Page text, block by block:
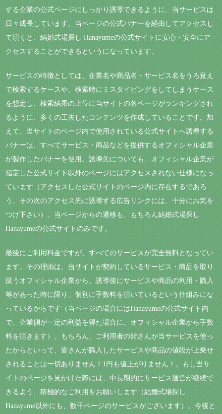
する企業の公式ページにしっかり誘導できるように、当サービスは
日々成長しています。当ページの公式バナーを経由してアクセスし
て頂くと、結婚式場探し Hanayumeの公式サイトに安心・安全にア
クセスすることができるというになっています。
サービスの特徴としては、企業名や商品名・サービス名をうろ覚え
で検索するケースや、検索時にミスタイピングをしてしまうケース
を想定し、検索結果の上位に当サイトの各ページがランキングされ
るように、多くの工夫したコンテンツを作成していることです。加
えて、当サイトのページ内で使用されている公式サイトへ誘導する
バナーは、すべてサービス・商品などを提供するオフィシャル企業
が製作したバナーを使用。誘導先についても、オフィシャル企業が
指定した公式サイト以外のページにはアクセスされない仕様になっ
ています（アクセスした公式サイトのページ内に存在するであろ
う、その次のアクセス先に誘導する広告リンクには、十分にお気を
つけ下さい）。当ページからの遷移も、もちろん結婚式場探し
Hanayumeの公式サイトのみです。
最後にご利用料金ですが、すべてのサービスが完全無料となってい
ます。その理由は、当サイトが契約しているサービス・商品を取り
扱うオフィシャル企業から、誘導後にサービスや商品の利用・購入
等があった時に限り、個別に手数料を頂いているという仕組みにな
っているからです（当ページの場合にはHanayumeの公式サイト内
で、企業側が一定の利益を得た場合に、オフィシャル企業から手数
料を頂きます）。もちろん、ご利用者の皆さんが当サービスを使っ
たからといって、皆さんが購入したサービスや商品の値段が上乗せ
されることは一切ありません！1円も値上がりません！。もし当サ
イトのページを見かけた際には、中長期的にサービス運営が継続で
きるよう、積極的なご利用をお願いします（結婚式場探し
Hanayume以外にも、数千ページのサービスがございます）。今後と